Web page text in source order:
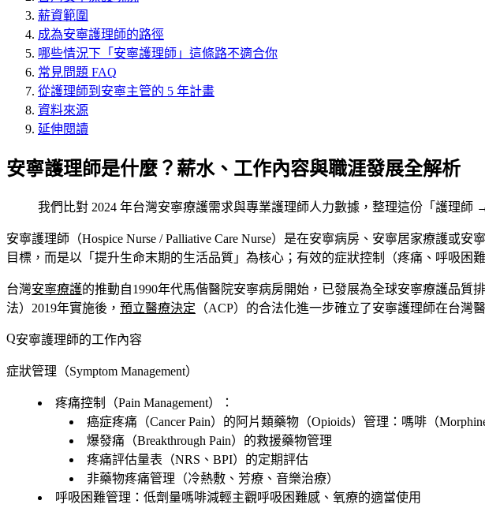
薪資範圍
成為安寧護理師的路徑
哪些情況下「安寧護理師」這條路不適合你
常見問題 FAQ
從護理師到安寧主管的 5 年計畫
資料來源
延伸閱讀
安寧護理師是什麼？薪水、工作內容與職涯發展全解析
我們比對 2024 年台灣安寧療護需求與專業護理師人力數據，整理這份「護理
安寧護理師（Hospice Nurse / Palliative Care Nurse）是在安寧病房、安寧居家療護或
目標，而是以「提升生命末期的生活品質」為核心；有效的症狀控制（疼痛、呼吸
台灣安寧療護的推動自1990年代馬偕醫院安寧病房開始，已發展為全球安寧療護品質
法）2019年實施後， 預立醫療決定 （ACP）的合法化進一步確立了安寧護理師在台灣
安寧護理師的工作內容
症狀管理（Symptom Management）
疼痛控制（Pain Management）：
癌症疼痛（Cancer Pain）的阿片類藥物（Opioids）管理：嗎啡（
爆發痛（Breakthrough Pain）的救援藥物管理
疼痛評估量表（NRS、BPI）的定期評估
非藥物疼痛管理（冷熱敷、芳療、音樂治療）
呼吸困難管理：低劑量嗎啡減輕主觀呼吸困難感、氧療的適當使用